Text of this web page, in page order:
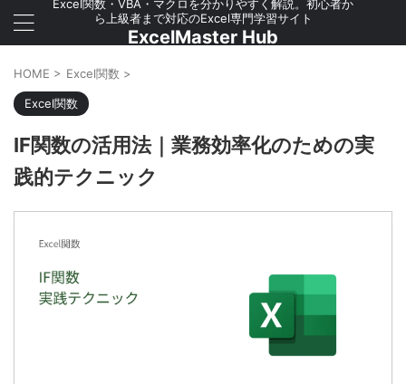
Excel関数・VBA・マクロを分かりやすく解説。初心者か
ら上級者まで対応のExcel専門学習サイト
ExcelMaster Hub
HOME > Excel関数 >
Excel関数
IF関数の活用法｜業務効率化のための実
践的テクニック